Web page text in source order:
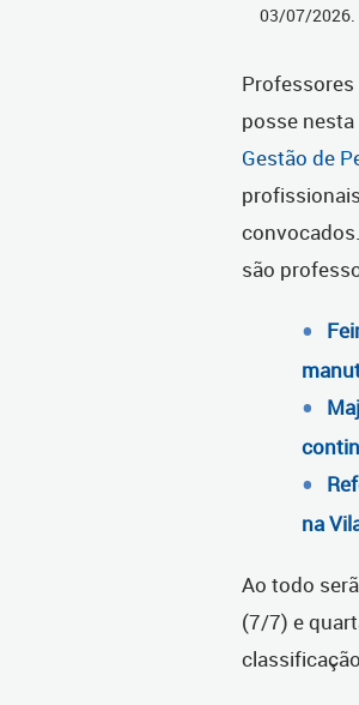
03/07/2026.
posse
Gestão de
são
na
Ao todo
(7/7) e